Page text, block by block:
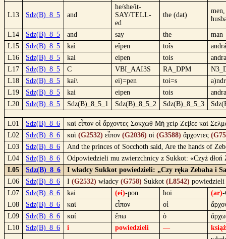
L13 Sdz(B)_8_5 and
he/she/it-
SAY/TELL-
ed
the (dat)
men,
L14 Sdz(B)_8_5 and say the
man
L15
Sdz(B)_8_5 kaì eîpen toîs
L16
Sdz(B)_8_5 kai eipen tois
L17
Sdz(B)_8_5 C VBI_AAI3S RA_DPM
L18
Sdz(B)_8_5 kai\ ei)=pen toi=s
L19
Sdz(B)_8_5 kai eipen tois
L20
Sdz(B)_8_5 Sdz(B)_8_5_1 Sdz(B)_8_5_2 Sdz(B)_8_5_3
L01 Sdz(B)_8_6
καὶ εἶπον οἱ ἄρχοντες Σοκχωθ Μὴ χεὶρ Ζεβεε καὶ
L02
Sdz(B)_8_6 καὶ (G2532) εἶπον (G2036) οἱ (G3588) ἄρχοντες
L03
Sdz(B)_8_6
And the princes of Socchoth said, Are the hands of
L04
Sdz(B)_8_6
Odpowiedzieli mu zwierzchnicy z Sukkot: «Czyż
L05
Sdz(B)_8_6
I władcy Sukkot powiedzieli: „Czy ręka Zebaha i
L06
Sdz(B)_8_6 I (G2532) władcy (G758) Sukkot (L8542) powiedzieli
L07
Sdz(B)_8_6 kai (ei)-pon hoi (ar)-
L08
Sdz(B)_8_6 καὶ εἶπον οἱ
L09
Sdz(B)_8_6 καί ἔπω ὁ
L10
Sdz(B)_8_6 i powiedzieli —